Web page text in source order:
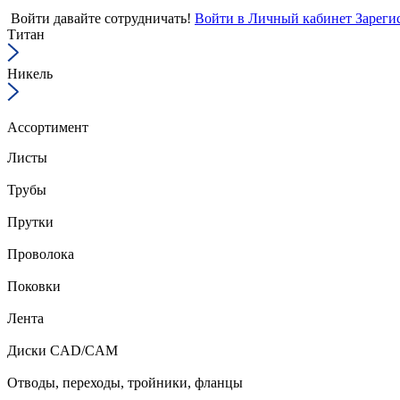
Войти давайте сотрудничать! Войти в Личный кабинет
Титан
Никель
Ассортимент
Листы
Трубы
Прутки
Проволока
Поковки
Лента
Диски CAD/CAM
Отводы, переходы, тройники, фланцы